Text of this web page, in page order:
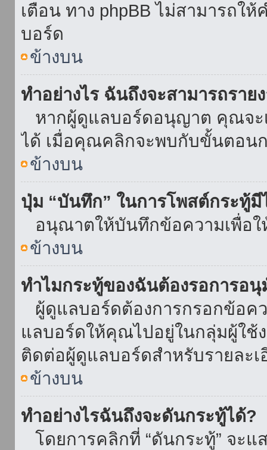
เตือน ทาง phpBB ไม่สามารถใ
บอร์ด
ข้างบน
ทำอย่างไร ฉันถึงจะสามารถรา
หากผู้ดูแลบอร์ดอนุญาต คุณจะ
ได้ เมื่อคุณคลิกจะพบกับขั้นตอน
ข้างบน
ปุ่ม “บันทึก” ในการโพสต์กระทู้มี
อนุณาตให้บันทึกข้อความเพื่อใ
ข้างบน
ทำไมกระทู้ของฉันต้องรอการอนุ
ผู้ดูแลบอร์ดต้องการกรอกข้อค
แลบอร์ดให้คุณไปอยู่ในกลุ่มผู้ใช้
ติดต่อผู้ดูแลบอร์ดสำหรับรายละเ
ข้างบน
ทำอย่างไรฉันถึงจะดันกระทู้ได้?
โดยการคลิกที่ “ดันกระทู้” จะ